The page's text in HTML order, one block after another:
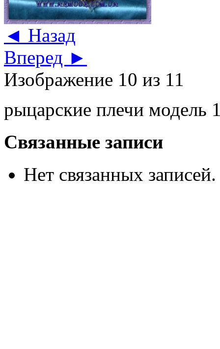
◄ Назад
Вперед ►
Изображение 10 из 11
рыцарские плечи модель
Связанные записи
Нет связанных записей.